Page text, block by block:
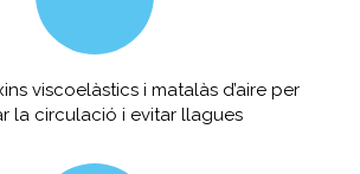
viscoelàstics i matalàs d’aire per
la circulació i evitar llagues